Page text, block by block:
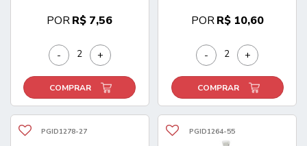
PORR$ 7,56
- +
COMPRAR
PORR$ 10,60
- +
COMPRAR
PGID1278-27 PGID1264-55